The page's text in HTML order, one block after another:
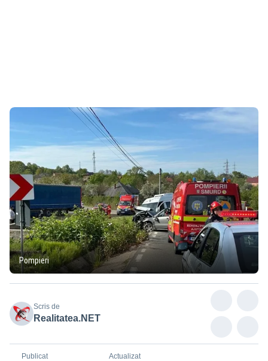
Pompieri
Scris de
Realitatea.NET
Publicat Actualizat